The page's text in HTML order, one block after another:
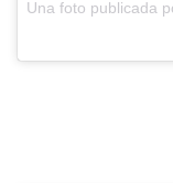
Una foto publicada